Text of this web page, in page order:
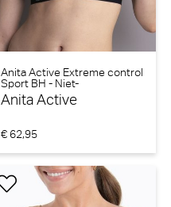
Anita Active Extreme control
Sport BH - Niet-
voorgevormd (Mosaic)
Anita Active
€ 62,95